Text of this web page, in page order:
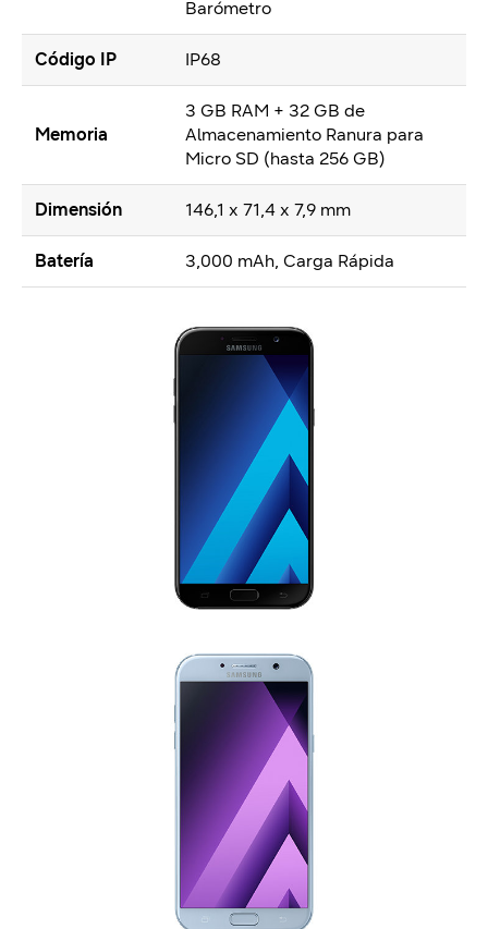
Barómetro
Código IP IP68
Memoria
3 GB RAM + 32 GB de
Almacenamiento Ranura para
Micro SD (hasta 256 GB)
Dimensión 146,1 x 71,4 x 7,9 mm
Batería 3,000 mAh, Carga Rápida